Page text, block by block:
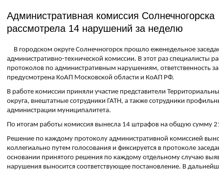
Административная комиссия Солнечногорска
рассмотрела 14 нарушений за неделю
В городском округе Солнечногорск прошло еженедельное
административно-технической комиссии. В этот раз специалисты
протоколов по административным нарушениям, ответственность
предусмотрена КоАП Московской области и КоАП РФ.
В работе комиссии приняли участие представители
округа, внештатные сотрудники ГАТН, а также сотрудники
администрации муниципалитета.
По итогам работы комиссия вынесла 14 штрафов на общую сумму
Решение по каждому протоколу административной комиссией
коллегиально путем голосования и фиксируется в протоколе
основании принятого решения по каждому отдельному случаю
нарушения выносится соответствующее постановление. В